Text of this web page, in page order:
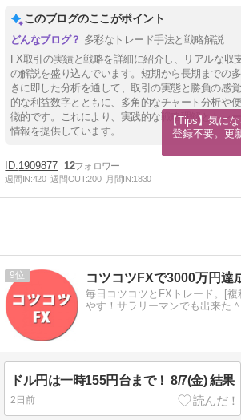
このブログのここがポイント
多彩なトレード手法と戦略解説
FX取引の実績と戦略を詳細に紹介し、リアルな収
の解説を盛り込んでいます。短期から長期までの
きに即した分析を通して、取引の実態と勝負の感
的な利益数字とともに、多角的なチャート分析や
徴的です。これにより、実践的な戦略理解とトレー
情報を提供しています。
1909877 12
週間IN:420 週間OUT:200 月間IN:1830
9
毎日コツコツとFXトレード。[
やす！サラリーマンでも出来た＾
ドル円は一時155円台まで！ 8/7(金) 結果
2日前
【Tips】気に
登録不要。更